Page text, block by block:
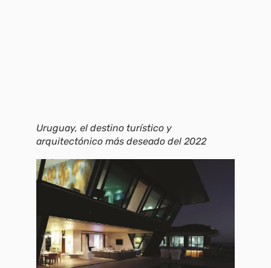
Uruguay, el destino turístico y
arquitectónico más deseado del 2022